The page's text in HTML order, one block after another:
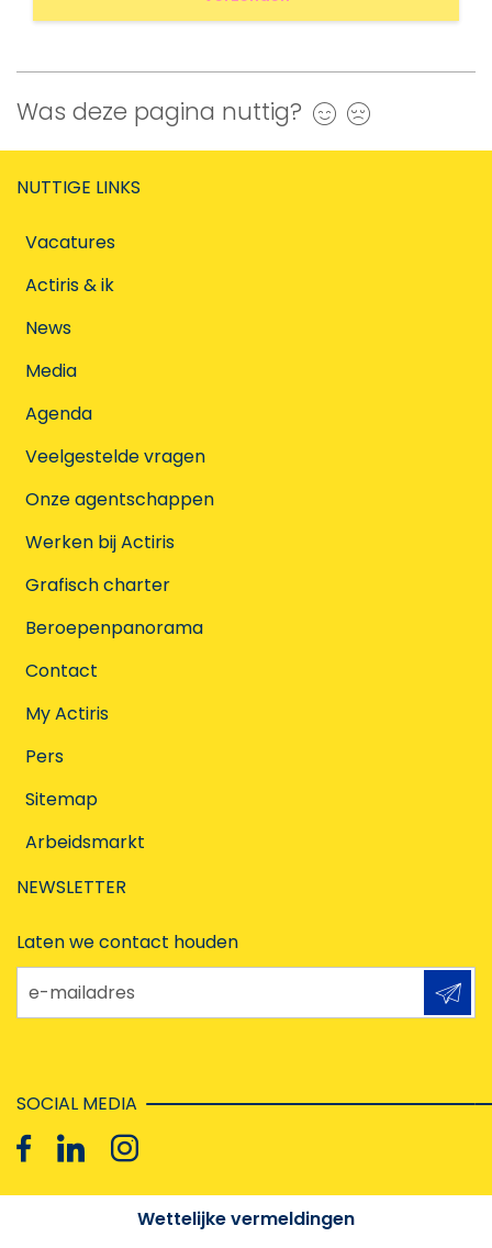
Was deze pagina nuttig? Ja
NUTTIGE LINKS
Vacatures
Actiris & ik
News
Media
Agenda
Veelgestelde vragen
Onze agentschappen
Werken bij Actiris
Grafisch charter
Beroepenpanorama
Contact
My Actiris
Pers
Sitemap
Arbeidsmarkt
NEWSLETTER
Laten we contact houden
e-mailadres
SOCIAL MEDIA
Wettelijke vermeldingen